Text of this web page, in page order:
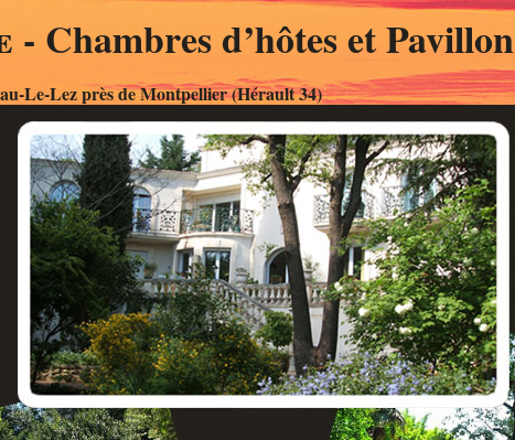
- Chambres d’hôtes et Pavillon
Le-Lez près de Montpellier (Hérault 34)